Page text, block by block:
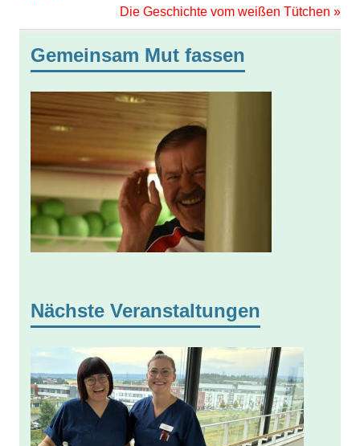
Nächster
Beitrag:
Die Geschichte vom weißen Tütchen
Gemeinsam Mut fassen
Nächste Veranstaltungen